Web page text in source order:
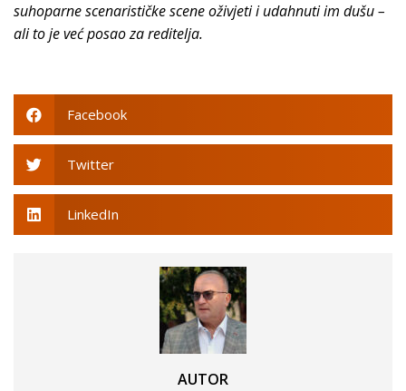
suhoparne scenarističke scene oživjeti i udahnuti im dušu –
ali to je već posao za reditelja.
Facebook
Twitter
LinkedIn
AUTOR